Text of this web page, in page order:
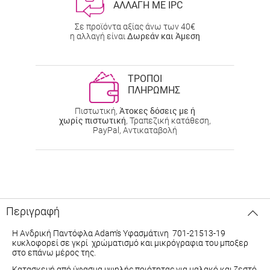
ΑΛΛΑΓΗ ΜΕ IPC
Σε προϊόντα αξίας άνω των 40€
η αλλαγή είναι Δωρεάν και Άμεση
ΤΡΟΠΟΙ
ΠΛΗΡΩΜΗΣ
Πιστωτική, Άτοκες δόσεις με ή
χωρίς πιστωτική, Τραπεζική κατάθεση,
PayPal, Αντικαταβολή
Περιγραφή
Η Ανδρική Παντόφλα Adam's Υφασμάτινη 701-21513-19
κυκλοφορεί σε γκρί χρώματισμό και μικρόγραφια του μποξερ
στο επάνω μέρος της.